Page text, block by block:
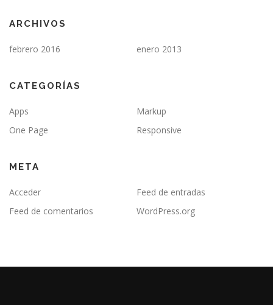
ARCHIVOS
febrero 2016 enero 2013
CATEGORÍAS
Apps
Markup
One Page
Responsive
META
Acceder
Feed de entradas
Feed de comentarios
WordPress.org